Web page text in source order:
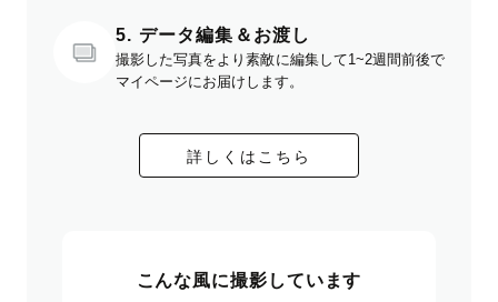
5. データ編集＆お渡し
撮影した写真をより素敵に編集して1~2週間前後で
マイページにお届けします。
詳しくはこちら
こんな風に撮影しています